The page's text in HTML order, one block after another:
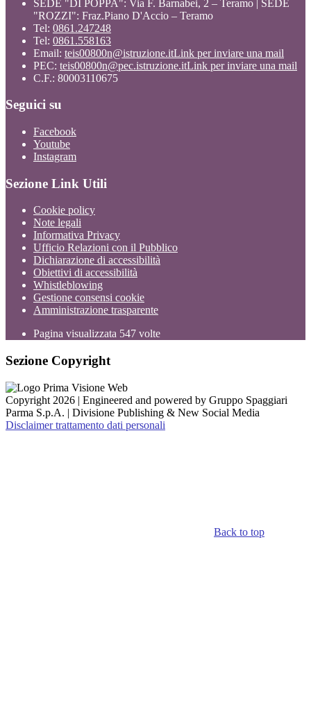
SEDE "DI POPPA": Via F. Barnabei, 2 – Teramo | SEDE
"ROZZI": Fraz.Piano D'Accio – Teramo
Tel: 0861.247248
Tel: 0861.558163
Email: teis00800n@istruzione.itLink per inviare una mail
PEC: teis00800n@pec.istruzione.itLink per inviare una mail
C.F.: 80003110675
Seguici su
Facebook
Youtube
Instagram
Sezione Link Utili
Cookie policy
Note legali
Informativa Privacy
Ufficio Relazioni con il Pubblico
Dichiarazione di accessibilità
Obiettivi di accessibilità
Whistleblowing
Gestione consensi cookie
Amministrazione trasparente
Pagina visualizzata 547 volte
Sezione Copyright
Copyright 2026 | Engineered and powered by Gruppo Spaggiari
Parma S.p.A. | Divisione Publishing & New Social Media
Disclaimer trattamento dati personali
Back to top